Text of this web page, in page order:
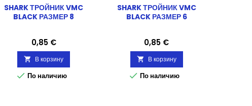
SHARK ТРОЙНИК VMC
BLACK РАЗМЕР 8
Цена
0,85 €
 В корзину
 По наличию
SHARK ТРОЙНИК VMC
BLACK РАЗМЕР 6
Цена
0,85 €
 В корзину
 По наличию